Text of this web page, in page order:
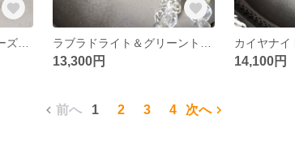
ペリドット＆ブルートパーズ【2粒シリーズ】マクラメネックレス
13,300円 14,100円
前へ 1 2 3 4 次へ